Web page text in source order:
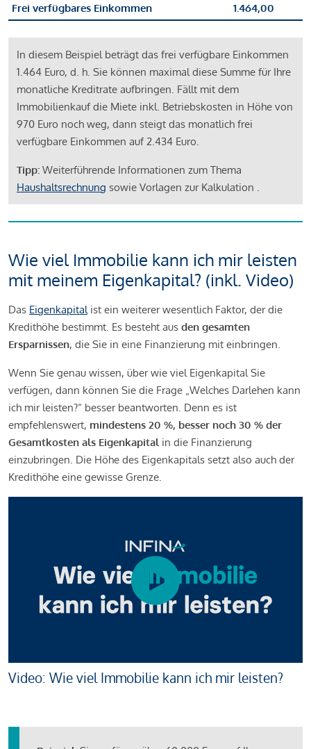
Frei verfügbares Einkommen 1.464,00
In diesem Beispiel beträgt das frei verfügbare Einkommen
1.464 Euro, d. h. Sie können maximal diese Summe für Ihre
monatliche Kreditrate aufbringen. Fällt mit dem
Immobilienkauf die Miete inkl. Betriebskosten in Höhe von
970 Euro noch weg, dann steigt das monatlich frei
verfügbare Einkommen auf 2.434 Euro.
Tipp: Weiterführende Informationen zum Thema
Haushaltsrechnung sowie Vorlagen zur Kalkulation .
Wie viel Immobilie kann ich mir leisten
mit meinem Eigenkapital? (inkl. Video)
Das Eigenkapitalist ein weiterer wesentlich Faktor, der die
Kredithöhe bestimmt. Es besteht aus den gesamten
Ersparnissen, die Sie in eine Finanzierung mit einbringen.
Wenn Sie genau wissen, über wie viel Eigenkapital Sie
verfügen, dann können Sie die Frage „Welches Darlehen kann
ich mir leisten?“ besser beantworten. Denn es ist
empfehlenswert, mindestens 20 %, besser noch 30 % der
Gesamtkosten als Eigenkapital in die Finanzierung
einzubringen. Die Höhe des Eigenkapitals setzt also auch der
Kredithöhe eine gewisse Grenze.
Video: Wie viel Immobilie kann ich mir leisten?